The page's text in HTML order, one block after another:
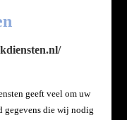
geeft veel om uw
gegevens die wij nodig